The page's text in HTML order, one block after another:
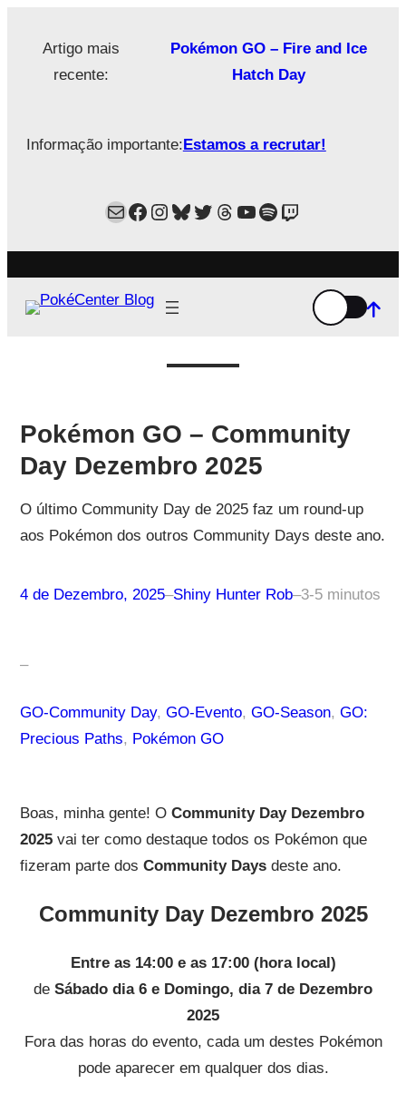
Artigo mais
recente:
Pokémon GO – Fire and Ice
Hatch Day
Informação importante:Estamos a recrutar!
MailFacebook
Instagram
Bluesky
Twitter
Estamos no Threads!
YouTube
Spotify
Twitch
Pokémon GO – Community
Day Dezembro 2025
O último Community Day de 2025 faz um round-up
aos Pokémon dos outros Community Days deste ano.
4 de Dezembro, 2025–Shiny Hunter Rob–3-5 minutos
–
GO-Community Day, GO-Evento, GO-Season, GO:
Precious Paths, Pokémon GO
Boas, minha gente! O Community Day Dezembro
2025vai ter como destaque todos os Pokémon que
fizeram parte dos Community Daysdeste ano.
Community Day Dezembro 2025
Entre as 14:00 e as 17:00 (hora local)
de Sábado dia 6 e Domingo, dia 7 de Dezembro
2025
Fora das horas do evento, cada um destes Pokémon
pode aparecer em qualquer dos dias.